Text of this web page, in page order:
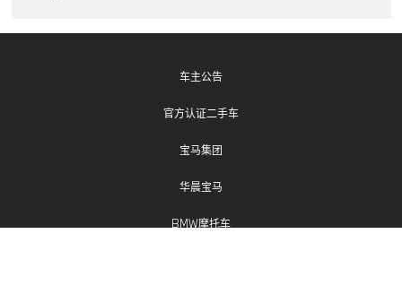
车主公告
官方认证二手车
宝马集团
华晨宝马
BMW摩托车